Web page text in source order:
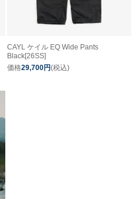
CAYL ケイル EQ Wide Pants
Black[26SS]
価格29,700円(税込)